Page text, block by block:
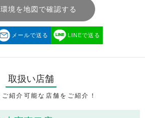
環境を地図で確認する
メールで送る LINEで送る
取扱い店舗
紹介可能な店舗をご紹介！